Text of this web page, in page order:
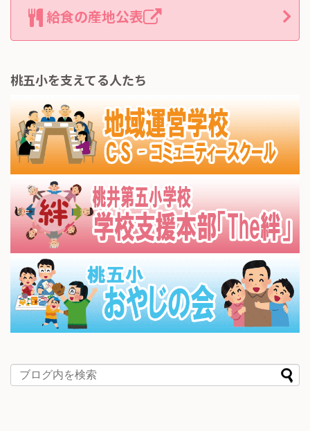
給食の産地公表
桃五小を支えてる人たち